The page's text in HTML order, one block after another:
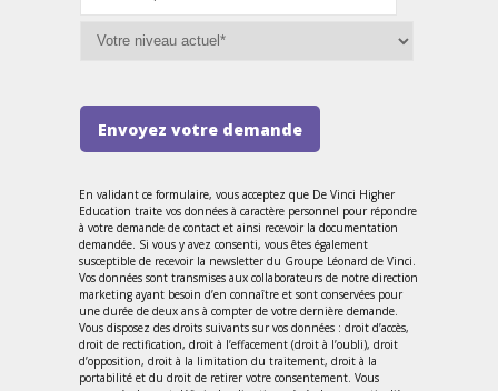
Envoyez votre demande
En validant ce formulaire, vous acceptez que De Vinci Higher
Education traite vos données à caractère personnel pour répondre
à votre demande de contact et ainsi recevoir la documentation
demandée. Si vous y avez consenti, vous êtes également
susceptible de recevoir la newsletter du Groupe Léonard de Vinci.
Vos données sont transmises aux collaborateurs de notre direction
marketing ayant besoin d’en connaître et sont conservées pour
une durée de deux ans à compter de votre dernière demande.
Vous disposez des droits suivants sur vos données : droit d’accès,
droit de rectification, droit à l’effacement (droit à l’oubli), droit
d’opposition, droit à la limitation du traitement, droit à la
portabilité et du droit de retirer votre consentement. Vous